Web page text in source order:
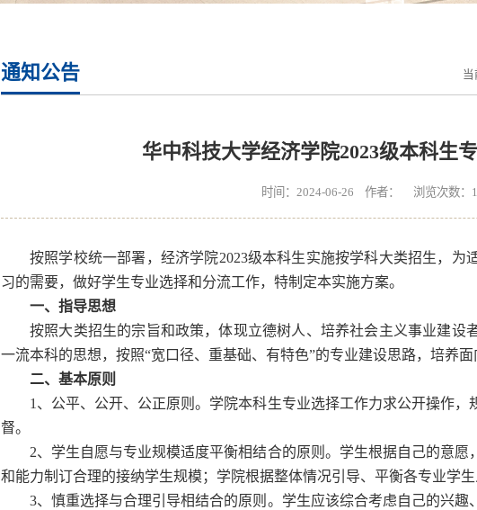
通知公告 当
华中科技大学经济学院2023级本科生
时间：2024-06-26 作者： 浏览次数：
按照学校统一部署，经济学院2023级本科生实施按学科大类招生，为
习的需要，做好学生专业选择和分流工作，特制定本实施方案。
一、指导思想
按照大类招生的宗旨和政策，体现立德树人、培养社会主义事业建设
一流本科的思想，按照“宽口径、重基础、有特色”的专业建设思路，培养
二、基本原则
1 、公平、公开、公正原则。学院本科生专业选择工作力求公开操作
督。
2、学生自愿与专业规模适度平衡相结合的原则。学生根据自己的意
和能力制订合理的接纳学生规模；学院根据整体情况引导、平衡各专业学生
3、慎重选择与合理引导相结合的原则。学生应该综合考虑自己的兴趣